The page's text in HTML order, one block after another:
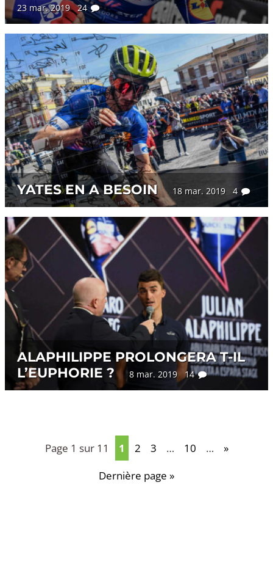
23 mar. 2019 24
YATES EN A BESOIN 18 mar. 2019 4
ALAPHILIPPE PROLONGERA T-IL
L’EUPHORIE ?
8 mar. 2019 14
Page 1 sur 11 1 2 3 … 10 …
»
Dernière page »